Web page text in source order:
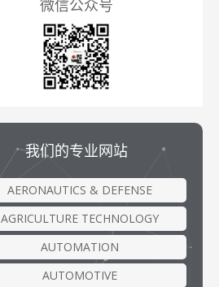
微信公众号
我们的专业网站
AERONAUTICS & DEFENSE
AGRICULTURE TECHNOLOGY
AUTOMATION
AUTOMOTIVE